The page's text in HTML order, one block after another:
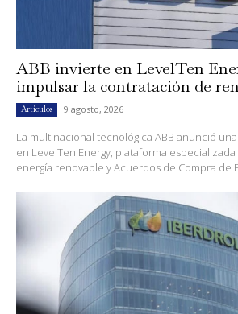
ABB invierte en LevelTen
impulsar la contratación de
Artículos 9 agosto, 2026
La multinacional tecnológica ABB anunció
en LevelTen Energy, plataforma
energía renovable y Acuerdos de Compra de